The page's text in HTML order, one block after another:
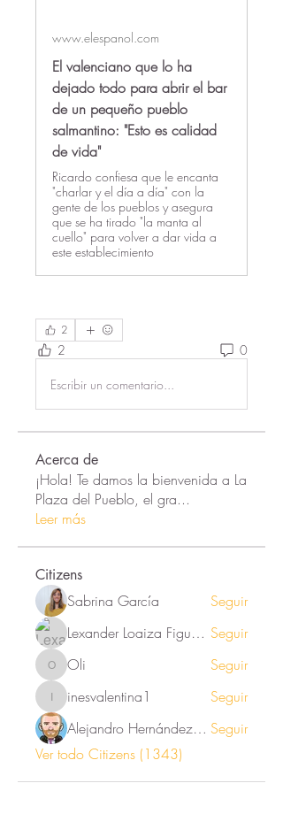
www.elespanol.com
El valenciano que lo ha
dejado todo para abrir el bar
de un pequeño pueblo
salmantino: "Esto es calidad
de vida"
Ricardo confiesa que le encanta
"charlar y el día a día" con la
gente de los pueblos y asegura
que se ha tirado "la manta al
cuello" para volver a dar vida a
este establecimiento
2
2 0
Escribir un comentario...
Acerca de
¡Hola! Te damos la bienvenida a La
Plaza del Pueblo, el gra...
Leer más
Citizens
Sabrina García
Seguir
Lexander Loaiza Figueroa Seguir
Oli Oli Seguir
inesvalentina1
inesvalentina1
Seguir
Alejandro Hernández Renner Seguir
Ver todo Citizens (1343)